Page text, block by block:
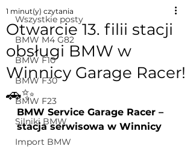
Wszystkie posty
BMW M4 G82
BMW F10
BMW F30
BMW F23
Silniki BMW
Import BMW
Otwarcie 13. filii stacji
obsługi BMW w
Winnicy Garage Racer!
🚗✨
1 minut(y) czytania
BMW Service Garage Racer –
stacja serwisowa w Winnicy